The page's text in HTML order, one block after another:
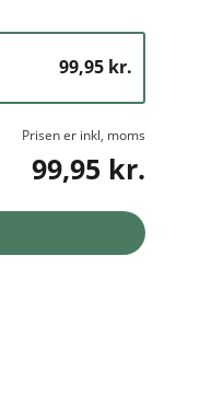
99,95 kr.
Prisen er inkl, moms
99,95 kr.